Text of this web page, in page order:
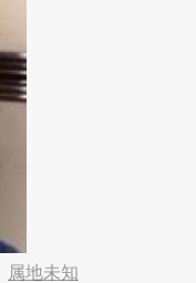
属地未知